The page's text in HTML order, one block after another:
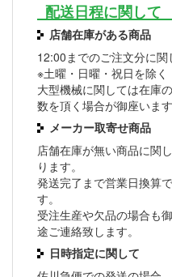
配送日程に関して
店舗在庫がある商品
12:00までのご注文分に関
※土曜・日曜・祝日を除く
大型機械に関しては在庫
数を頂く場合が御座います
メーカー取寄せ商品
店舗在庫が無い商品に関
ります。
発送完了まで営業日換算
す。
受注生産や欠品の場合も
途ご連絡致します。
日時指定に関して